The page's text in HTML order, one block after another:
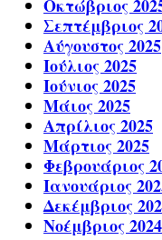
Οκτώβριος
Σεπτέμβριος
Αύγουστος 2025
Ιούλιος 2025
Ιούνιος 2025
Μάιος 2025
Απρίλιος 2025
Μάρτιος 2025
Φεβρουάριος
Ιανουάριος
Δεκέμβριος
Νοέμβριος 2024